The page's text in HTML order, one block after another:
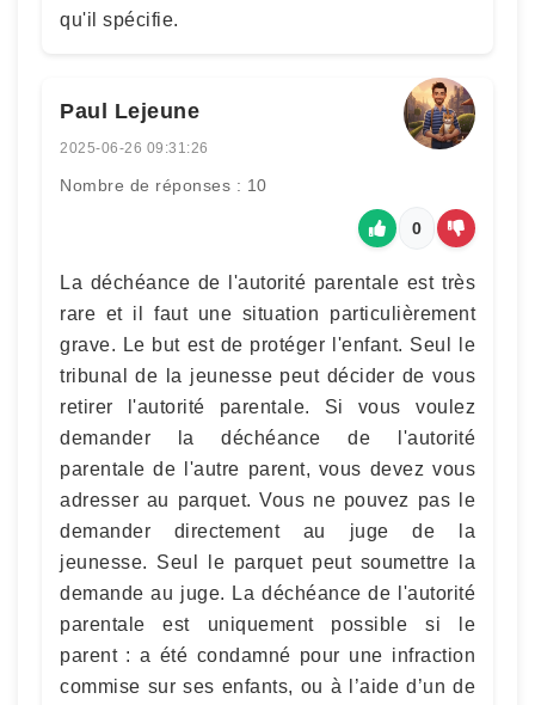
qu'il spécifie.
Paul Lejeune
2025-06-26 09:31:26
Nombre de réponses : 10
0
La déchéance de l'autorité parentale est très
rare et il faut une situation particulièrement
grave. Le but est de protéger l'enfant. Seul le
tribunal de la jeunesse peut décider de vous
retirer l'autorité parentale. Si vous voulez
demander la déchéance de l'autorité
parentale de l'autre parent, vous devez vous
adresser au parquet. Vous ne pouvez pas le
demander directement au juge de la
jeunesse. Seul le parquet peut soumettre la
demande au juge. La déchéance de l'autorité
parentale est uniquement possible si le
parent : a été condamné pour une infraction
commise sur ses enfants, ou à l’aide d’un de